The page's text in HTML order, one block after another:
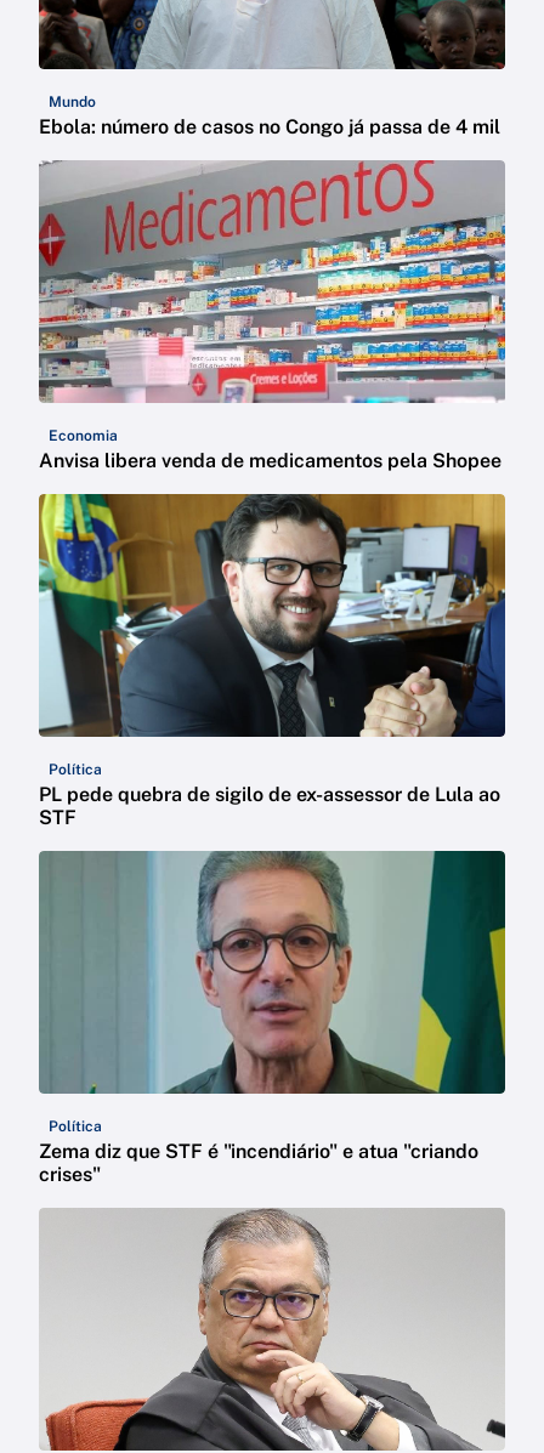
Mundo
Ebola: número de casos no Congo já passa de 4 mil
Economia
Anvisa libera venda de medicamentos pela Shopee
Política
PL pede quebra de sigilo de ex-assessor de Lula ao
STF
Política
Zema diz que STF é "incendiário" e atua "criando
crises"